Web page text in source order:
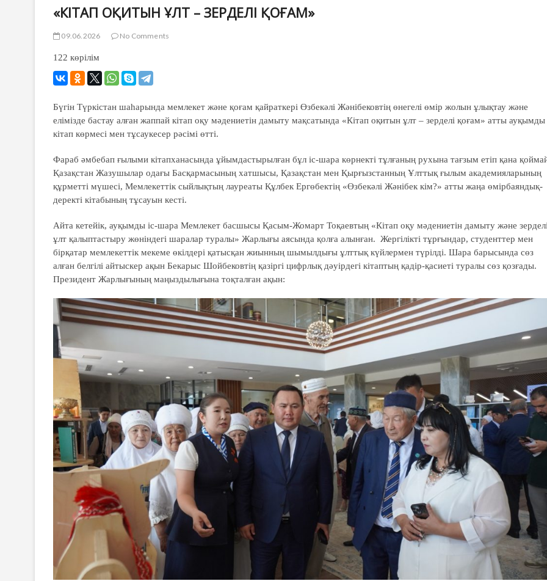
«КІТАП ОҚИТЫН ҰЛТ – ЗЕРДЕЛІ ҚОҒАМ»
09.06.2026 No Comments
122 көрілім
Бүгін Түркістан шаһарында мемлекет және қоғам қайраткері Өзбекәлі Жәнібековтің өнегелі өмір жолын ұлықтау және
елімізде бастау алған жаппай кітап оқу мәдениетін дамыту мақсатында «Кітап оқитын ұлт – зерделі қоғам» атты ауқымды
кітап көрмесі мен тұсаукесер рәсімі өтті.
Фараб әмбебап ғылыми кітапханасында ұйымдастырылған бұл іс-шара көрнекті тұлғаның рухына тағзым етіп қана
Қазақстан Жазушылар одағы Басқармасының хатшысы, Қазақстан мен Қырғызстанның Ұлттық ғылым академияларының
құрметті мүшесі, Мемлекеттік сыйлықтың лауреаты Құлбек Ергөбектің «Өзбекәлі Жәнібек кім?» атты жаңа өмірбаяндық-
деректі кітабының тұсауын кесті.
Айта кетейік, ауқымды іс-шара Мемлекет басшысы Қасым-Жомарт Тоқаевтың «Кітап оқу мәдениетін дамыту және
ұлт қалыптастыру жөніндегі шаралар туралы» Жарлығы аясында қолға алынған. Жергілікті тұрғындар, студенттер мен
бірқатар мемлекеттік мекеме өкілдері қатысқан жиынның шымылдығы ұлттық күйлермен түрілді. Шара барысында сөз
алған белгілі айтыскер ақын Бекарыс Шойбековтің қазіргі цифрлық дәуірдегі кітаптың қадір-қасиеті туралы сөз қозғады.
Президент Жарлығының маңыздылығына тоқталған ақын: